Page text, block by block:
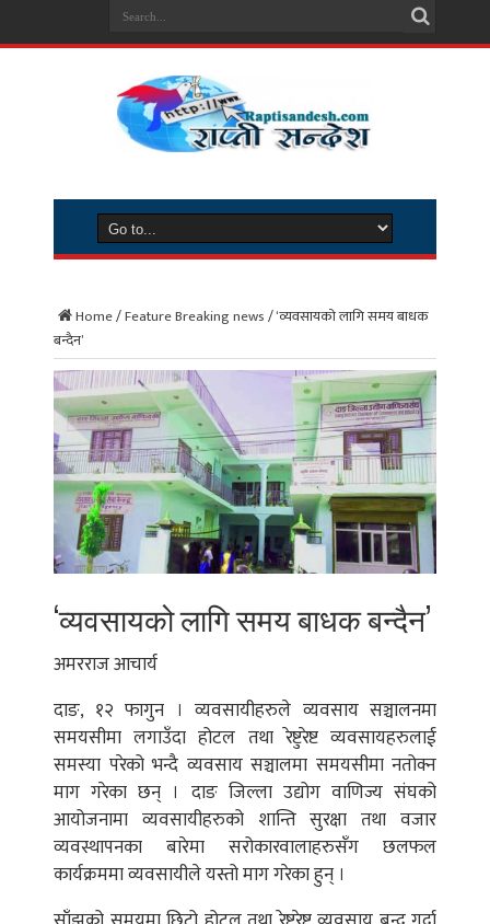
Home/Feature Breaking news/‘व्यवसायको लागि समय बाधक
बन्दैन’
‘व्यवसायको लागि समय बाधक बन्दैन’
अमरराज आचार्य
दाङ, १२ फागुन । व्यवसायीहरुले व्यवसाय सञ्चालनमा
समयसीमा लगाउँदा होटल तथा रेष्टुरेष्ट व्यवसायहरुलाई
समस्या परेको भन्दै व्यवसाय सञ्चालमा समयसीमा नतोक्न
माग गरेका छन् । दाङ जिल्ला उद्योग वाणिज्य संघको
आयोजनामा व्यवसायीहरुको शान्ति सुरक्षा तथा वजार
व्यवस्थापनका बारेमा सरोकारवालाहरुसँग छलफल
कार्यक्रममा व्यवसायीले यस्तो माग गरेका हुन् ।